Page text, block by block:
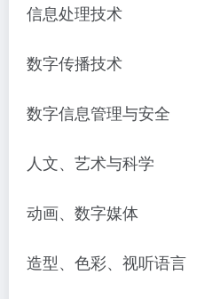
信息处理技术
数字传播技术
数字信息管理与安全
人文、艺术与科学
动画、数字媒体
造型、色彩、视听语言